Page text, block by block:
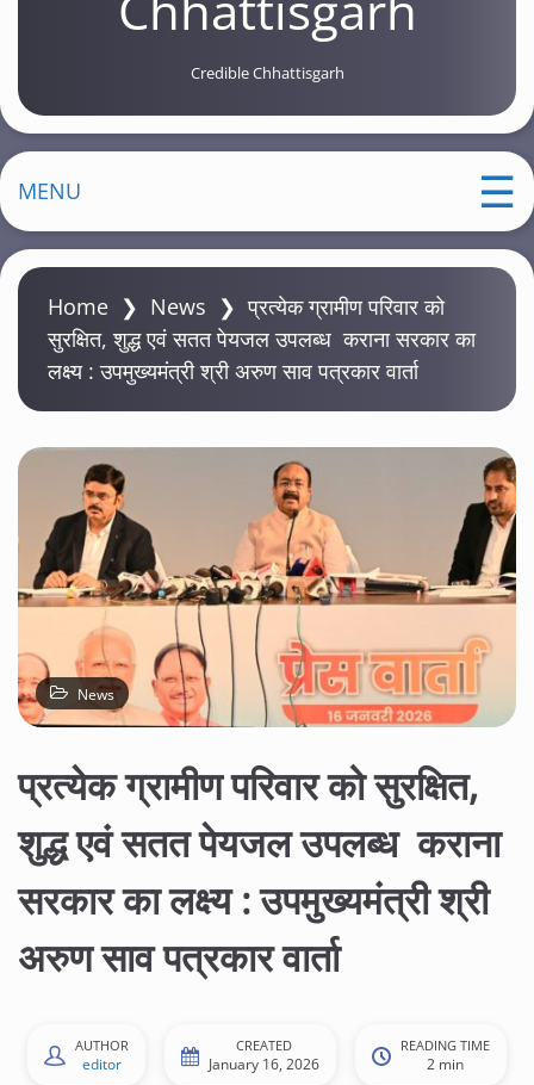
Credible Chhattisgarh
MENU
Home ❯ News ❯प्रत्येक ग्रामीण परिवार को
सुरक्षित, शुद्ध एवं सतत पेयजल उपलब्ध कराना सरकार का
लक्ष्य : उपमुख्यमंत्री श्री अरुण साव पत्रकार वार्ता
News
प्रत्येक ग्रामीण परिवार को सुरक्षित,
शुद्ध एवं सतत पेयजल उपलब्ध कराना
सरकार का लक्ष्य : उपमुख्यमंत्री श्री
अरुण साव पत्रकार वार्ता
AUTHOR
editor
CREATED
January 16, 2026
READING TIME
2 min